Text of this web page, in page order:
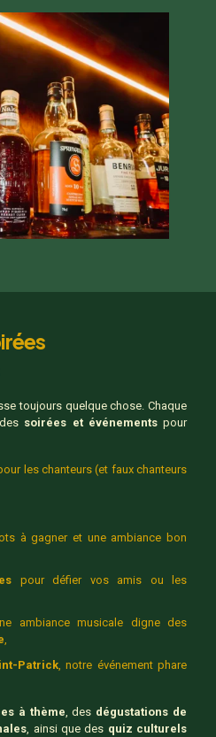
toujours quelque chose. Chaque
soirées et événementspour
les chanteurs (et faux chanteurs
à gagner et une ambiance bon
pour défier vos amis ou les
ambiance musicale digne des
,
Patrick, notre événement phare
à thème, des dégustations de
, ainsi que des quiz culturels